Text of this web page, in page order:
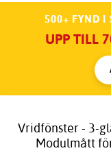
500+ FYND I
UPP TILL
Vridfönster - 3-
Modulmått